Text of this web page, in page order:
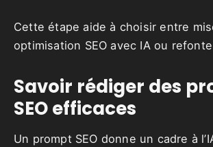
Cette étape aide à choisir entre
optimisation SEO avec IA ou
Savoir rédiger des
SEO efficaces
Un prompt SEO donne un cadre à